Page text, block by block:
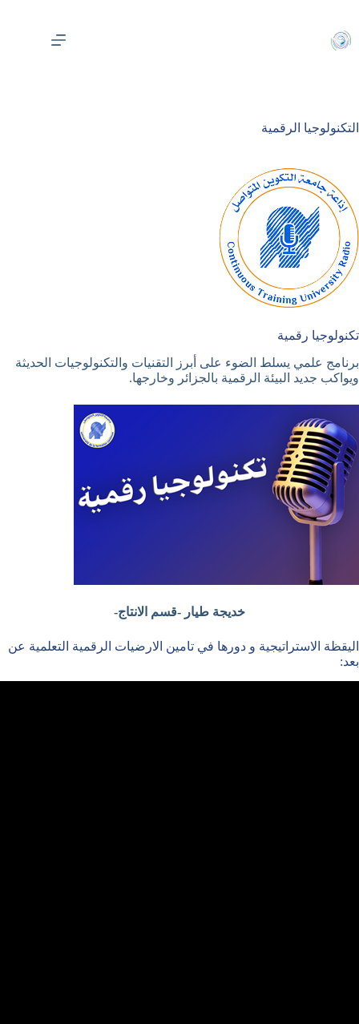
المحتوى
التكنولوجيا الرقمية
تكنولوجيا رقمية
برنامج علمي يسلط الضوء على أبرز التقنيات والتكنولوجيات الحديثة
ويواكب جديد البيئة الرقمية بالجزائر وخارجها.
خديجة طيار -قسم الانتاج-
اليقظة الاستراتيجية و دورها في تامين الارضيات الرقمية التعلمية عن
بعد: